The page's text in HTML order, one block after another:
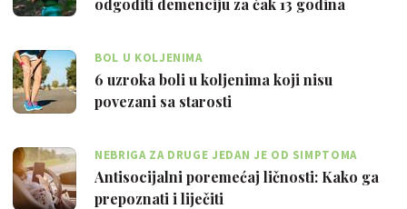
odgoditi demenciju za čak 13 godina
BOL U KOLJENIMA
6 uzroka boli u koljenima koji nisu
povezani sa starosti
NEBRIGA ZA DRUGE JEDAN JE OD SIMPTOMA
Antisocijalni poremećaj ličnosti: Kako ga
prepoznati i liječiti